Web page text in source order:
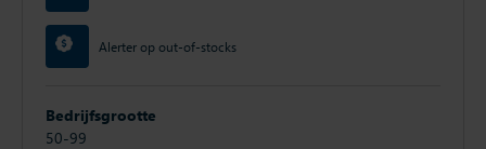
Alerter op out-of-stocks
Bedrijfsgrootte
50-99